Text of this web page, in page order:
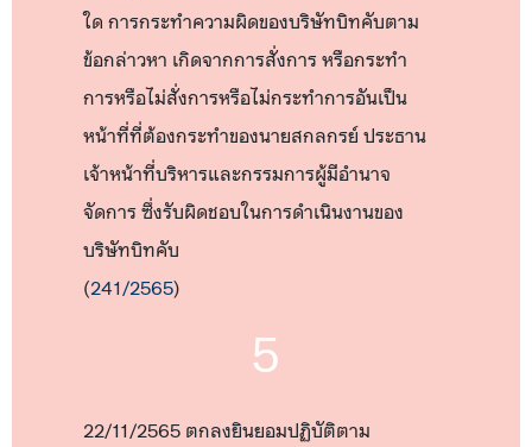
ใด การกระทำความผิดของบริษัทบิทคับตาม
ข้อกล่าวหา เกิดจากการสั่งการ หรือกระทำ
การหรือไม่สั่งการหรือไม่กระทำการอันเป็น
หน้าที่ที่ต้องกระทำของนายสกลกรย์ ประธาน
เจ้าหน้าที่บริหารและกรรมการผู้มีอำนาจ
จัดการ ซึ่งรับผิดชอบในการดำเนินงานของ
บริษัทบิทคับ
(241/2565)
5
22/11/2565 ตกลงยินยอมปฏิบัติตาม